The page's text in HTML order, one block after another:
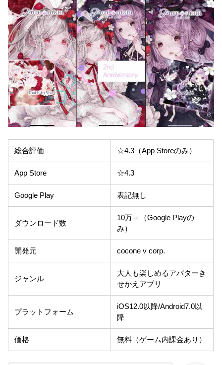
総合評価 ☆4.3（App Storeのみ）
App Store ☆4.3
Google Play 表記無し
ダウンロード数
10万＋（Google Playの
み）
開発元 cocone v corp.
ジャンル
大人も楽しめるアバターき
せかえアプリ
プラットフォーム
iOS12.0以降/Android7.0以
降
価格 無料（ゲーム内課金あり）